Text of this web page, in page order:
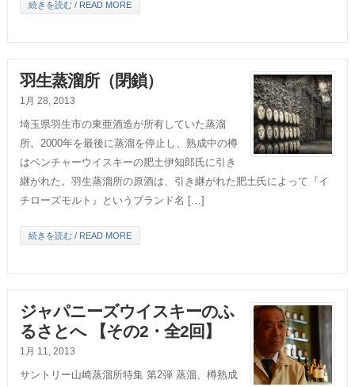
続きを読む / READ MORE
羽生蒸溜所（閉鎖）
1月 28, 2013
埼玉県羽生市の東亜酒造が所有していた蒸溜
所。2000年を最後に蒸溜を停止し、熟成中の樽
はベンチャーウイスキーの肥土伊知郎氏に引き
継がれた。羽生蒸溜所の原酒は、引き継がれた肥土氏によって『イ
チローズモルト』というブランド名 […]
続きを読む / READ MORE
ジャパニーズウイスキーのふ
るさとへ 【その2・全2回】
1月 11, 2013
サントリー山崎蒸溜所特集 第2弾 蒸溜、樽熟成